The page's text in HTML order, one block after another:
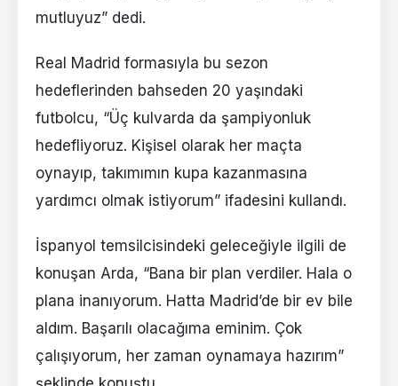
mutluyuz” dedi.
Real Madrid formasıyla bu sezon
hedeflerinden bahseden 20 yaşındaki
futbolcu, “Üç kulvarda da şampiyonluk
hedefliyoruz. Kişisel olarak her maçta
oynayıp, takımımın kupa kazanmasına
yardımcı olmak istiyorum” ifadesini kullandı.
İspanyol temsilcisindeki geleceğiyle ilgili de
konuşan Arda, “Bana bir plan verdiler. Hala o
plana inanıyorum. Hatta Madrid’de bir ev bile
aldım. Başarılı olacağıma eminim. Çok
çalışıyorum, her zaman oynamaya hazırım”